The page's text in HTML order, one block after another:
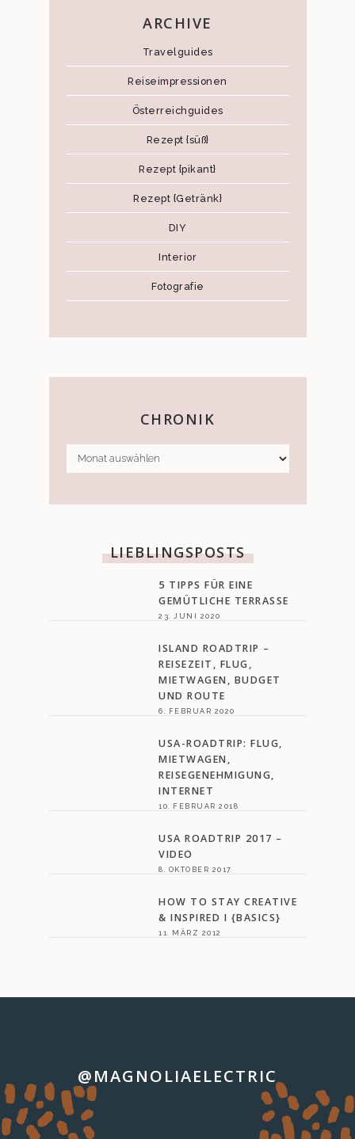
ARCHIVE
Travelguides
Reiseimpressionen
Österreichguides
Rezept {süß}
Rezept {pikant}
Rezept {Getränk}
DIY
Interior
Fotografie
CHRONIK
CHRONIK
LIEBLINGSPOSTS
5 TIPPS FÜR EINE
GEMÜTLICHE TERRASSE
23. JUNI 2020
ISLAND ROADTRIP –
REISEZEIT, FLUG,
MIETWAGEN, BUDGET
UND ROUTE
6. FEBRUAR 2020
USA-ROADTRIP: FLUG,
MIETWAGEN,
REISEGENEHMIGUNG,
INTERNET
10. FEBRUAR 2018
USA ROADTRIP 2017 –
VIDEO
8. OKTOBER 2017
HOW TO STAY CREATIVE
& INSPIRED I {BASICS}
11. MÄRZ 2012
@MAGNOLIAELECTRIC
…